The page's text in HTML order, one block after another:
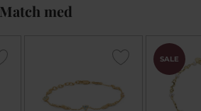
Match med
SALE